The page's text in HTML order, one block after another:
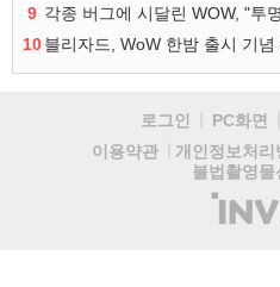
9 각종 버그에 시달린 WOW, "투
10블리자드, WoW 한밤 출시 기
로그인 PC화면
이용약관
개인정보처리
불법촬영물
(